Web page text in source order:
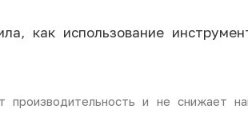
как использование
производительность и не